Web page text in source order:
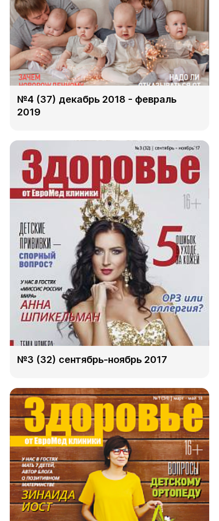
№4 (37) декабрь 2018 - февраль
2019
№3 (32) сентябрь-ноябрь 2017